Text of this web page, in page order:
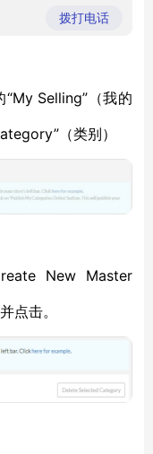
备制造有
限公司
拨打电话
Selling”（我的
（类别）
New Master
点击。